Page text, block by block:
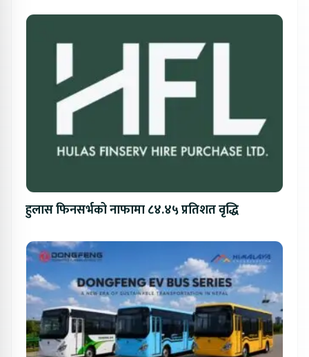
हुलास फिनसर्भको नाफामा ८४.४५ प्रतिशत वृद्धि